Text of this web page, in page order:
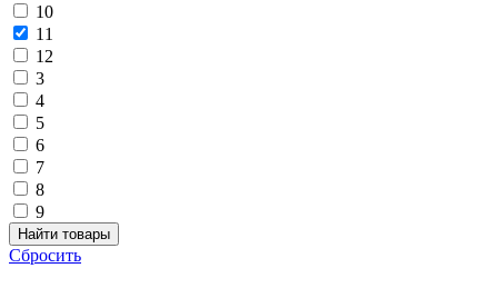
10
11
12
3
4
5
6
7
8
9
Сбросить